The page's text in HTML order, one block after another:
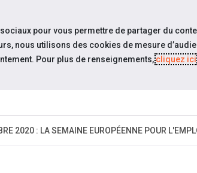
ESPACE
ESPACE
2020 : LA SEMAINE EUROPÉENNE POUR
pour vous permettre de partager du
nous utilisons des cookies de mesure
Pour plus de renseignements,cliquez ici